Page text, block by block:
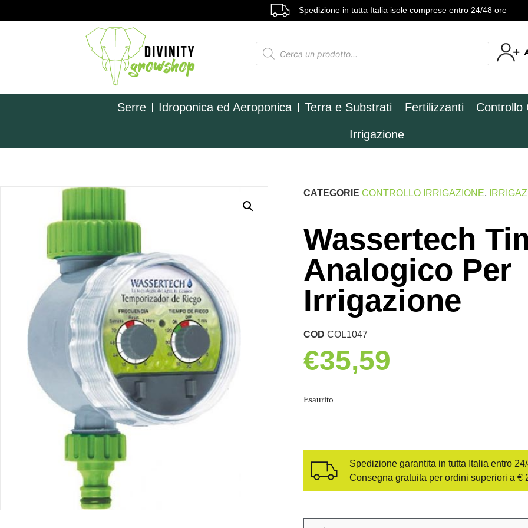
Spedizione in tutta Italia isole comprese entro 24/48 ore
Serre Idroponica ed Aeroponica Terra e Substrati Fertilizzanti Controllo
Irrigazione
CATEGORIE CONTROLLO IRRIGAZIONE,
Wassertech
Analogico Per
Irrigazione
CODCOL1047
€35,59
Esaurito
Spedizione garantita in tutta Italia entro
Consegna gratuita per ordini superiori a €